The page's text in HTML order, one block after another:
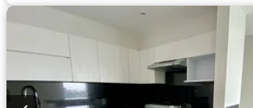
Sala polivalente
Vista panorámica
Completamente